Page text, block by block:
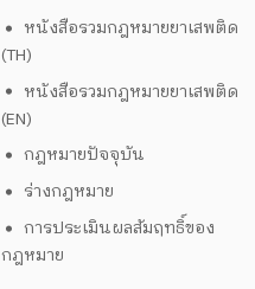
หนังสือรวมกฎหมายยาเสพติด
(TH)
หนังสือรวมกฎหมายยาเสพติด
(EN)
กฎหมายปัจจุบัน
ร่างกฎหมาย
การประเมินผลสัมฤทธิ์ของ
กฎหมาย